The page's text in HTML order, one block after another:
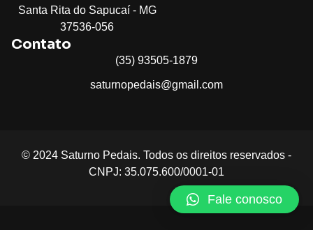
Santa Rita do Sapucaí - MG
37536-056
Contato
(35) 93505-1879
saturnopedais@gmail.com
© 2024 Saturno Pedais. Todos os direitos reservados -
CNPJ: 35.075.600/0001-01​
Fale conosco